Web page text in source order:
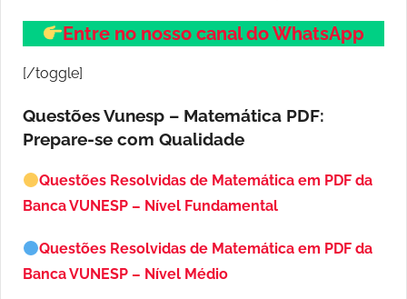
Entre no nosso canal do WhatsApp
[/toggle]
Questões Vunesp – Matemática PDF:
Prepare-se com Qualidade
Questões Resolvidas de Matemática em PDF da
Banca VUNESP – Nível Fundamental
Questões Resolvidas de Matemática em PDF da
Banca VUNESP – Nível Médio